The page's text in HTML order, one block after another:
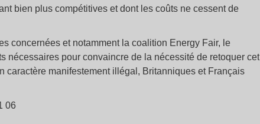
bien plus compétitives et dont les coûts ne cessent de
concernées et notamment la coalition Energy Fair, le
nécessaires pour convaincre de la nécessité de retoquer cet
caractère manifestement illégal, Britanniques et Français
06